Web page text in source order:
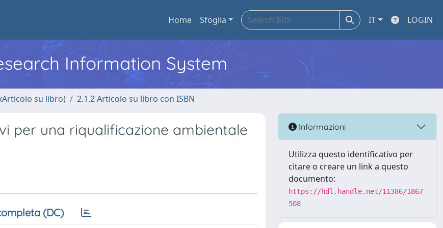
Home Sfoglia IT LOGIN
Information System
su libro) 2.1.2 Articolo su libro con ISBN
per una riqualificazione ambientale
(DC)
Informazioni
Utilizza questo identificativo per
citare o creare un link a questo
documento:
https://hdl.handle.net/11386/1867
508